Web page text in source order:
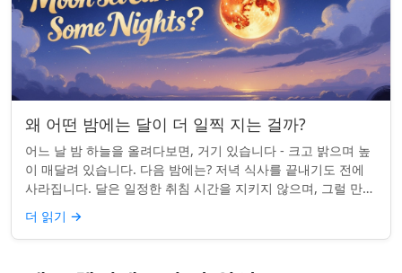
왜 어떤 밤에는 달이 더 일찍 지는 걸까?
어느 날 밤 하늘을 올려다보면, 거기 있습니다 - 크고 밝으며 높
이 매달려 있습니다. 다음 밤에는? 저녁 식사를 끝내기도 전에
사라집니다. 달은 일정한 취침 시간을 지키지 않으며, 그럴 만한
좋은 이유가 있습니다. ...
더 읽기 →